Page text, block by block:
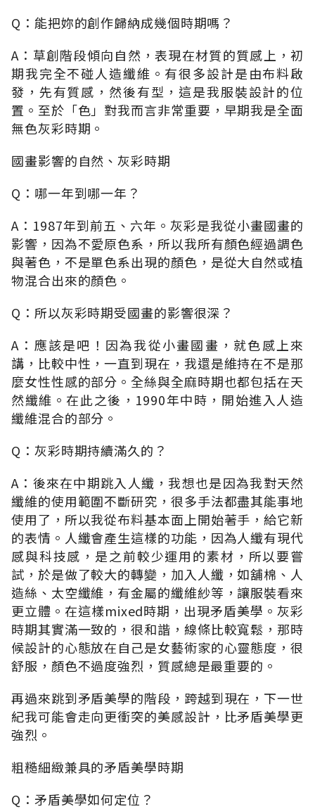
Q：能把妳的創作歸納成幾個時期嗎？
A：草創階段傾向自然，表現在材質的質感上，初
期我完全不碰人造纖維。有很多設計是由布料啟
發，先有質感，然後有型，這是我服裝設計的位
置。至於「色」對我而言非常重要，早期我是全面
無色灰彩時期。
國畫影響的自然、灰彩時期
Q：哪一年到哪一年？
A：1987年到前五、六年。灰彩是我從小畫國畫的
影響，因為不愛原色系，所以我所有顏色經過調色
與著色，不是單色系出現的顏色，是從大自然或植
物混合出來的顏色。
Q：所以灰彩時期受國畫的影響很深？
A：應該是吧！因為我從小畫國畫，就色感上來
講，比較中性，一直到現在，我還是維持在不是那
麼女性性感的部分。全絲與全麻時期也都包括在天
然纖維。在此之後，1990年中時，開始進入人造
纖維混合的部分。
Q：灰彩時期持續滿久的？
A：後來在中期跳入人纖，我想也是因為我對天然
纖維的使用範圍不斷研究，很多手法都盡其能事地
使用了，所以我從布料基本面上開始著手，給它新
的表情。人纖會產生這樣的功能，因為人纖有現代
感與科技感，是之前較少運用的素材，所以要嘗
試，於是做了較大的轉變，加入人纖，如舖棉、人
造絲、太空纖維，有金屬的纖維紗等，讓服裝看來
更立體。在這樣mixed時期，出現矛盾美學。灰彩
時期其實滿一致的，很和諧，線條比較寬鬆，那時
候設計的心態放在自己是女藝術家的心靈態度，很
舒服，顏色不過度強烈，質感總是最重要的。
再過來跳到矛盾美學的階段，跨越到現在，下一世
紀我可能會走向更衝突的美感設計，比矛盾美學更
強烈。
粗糙細緻兼具的矛盾美學時期
Q：矛盾美學如何定位？